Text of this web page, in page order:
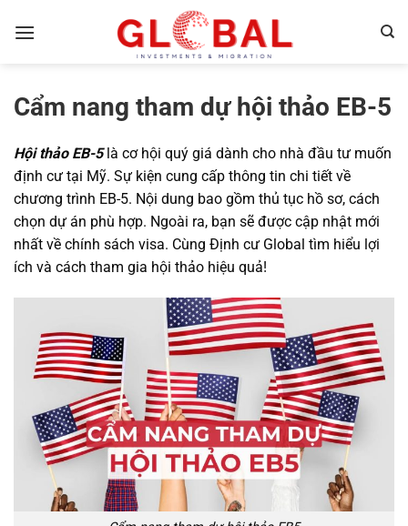
qua
Cẩm nang tham dự hội thảo EB-5
Hội thảo EB-5là cơ hội quý giá dành cho nhà đầu tư muốn
định cư tại Mỹ. Sự kiện cung cấp thông tin chi tiết về
chương trình EB-5. Nội dung bao gồm thủ tục hồ sơ, cách
chọn dự án phù hợp. Ngoài ra, bạn sẽ được cập nhật mới
nhất về chính sách visa. Cùng Định cư Global tìm hiểu lợi
ích và cách tham gia hội thảo hiệu quả!